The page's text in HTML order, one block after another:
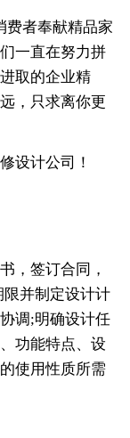
者奉献精品家
一直在努力拼
取的企业精
，只求离你更
设计公司！
签订合同，
并制定设计计
调;明确设计任
功能特点、设
使用性质所需